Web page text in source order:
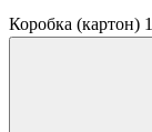
Коробка